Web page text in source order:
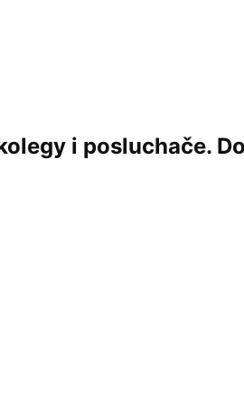
i posluchače.